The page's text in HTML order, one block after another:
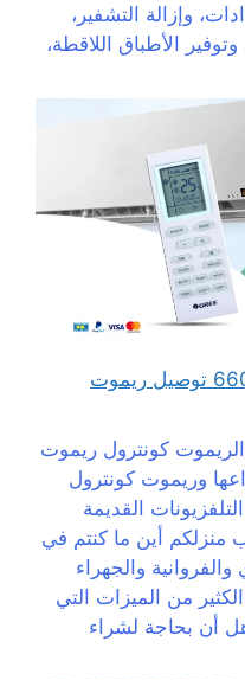
وإزالة التشفير،
الأطباق اللاقطة،
توصيل ريموت للمنزل 66041166 توصيل ريموت
الريموت كونترول ريموت
وريموت كونترول
القديمة
منزلكم أين ما كنتم في
والجهراء
من الميزات التي
أن بحاجة لشراء